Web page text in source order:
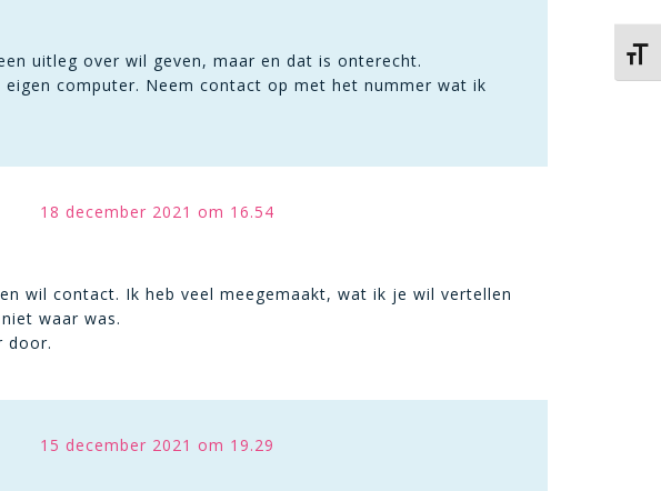
uitleg over wil geven, maar en dat is onterecht.
computer. Neem contact op met het nummer wat ik
18 december 2021 om 16.54
wil contact. Ik heb veel meegemaakt, wat ik je wil vertellen
waar was.
door.
15 december 2021 om 19.29